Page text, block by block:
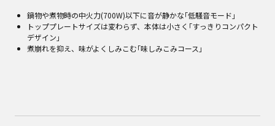
鍋物や煮物時の中火力(700W)以下に音が静かな｢低騒音モード｣
トッププレートサイズは変わらず、本体は小さく｢すっきりコンパクト
デザイン｣
煮崩れを抑え、味がよくしみこむ｢味しみこみコース｣